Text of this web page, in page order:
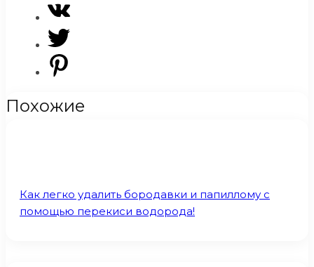
Похожие
Как легко удалить бородавки и папиллому с
помощью перекиси водорода!